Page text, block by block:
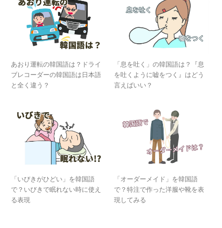
あおり運転の韓国語は？ドライ
ブレコーダーの韓国語は日本語
と全く違う？
「息を吐く」の韓国語は？『息
を吐くように嘘をつく』はどう
言えばいい？
「いびきがひどい」を韓国語
で？いびきで眠れない時に使え
る表現
「オーダーメイド」を韓国語
で？特注で作った洋服や靴を表
現してみる